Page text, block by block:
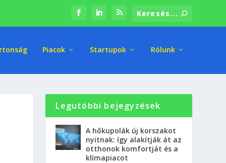
Piacok Startupok Rólunk
Legutóbbi bejegyzések
A hőkupolák új korszakot
nyitnak: így alakítják át az
otthonok komfortját és a
klímapiacot